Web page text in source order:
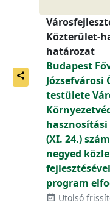
share
Közterület-
határozat
Budapest
Józsefvárosi
testülete
hasznosítási
(XI. 24.)
negyed
program
event_available Utolsó